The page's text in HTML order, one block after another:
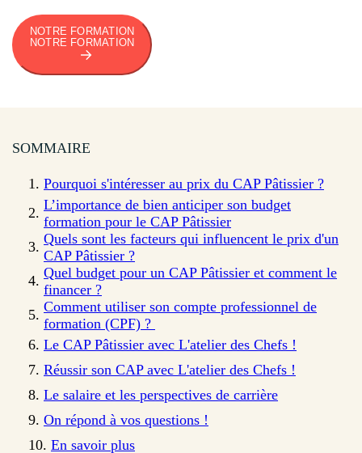
NOTRE FORMATION
NOTRE FORMATION
SOMMAIRE
Pourquoi s'intéresser au prix du CAP Pâtissier ?
L’importance de bien anticiper son budget
formation pour le CAP Pâtissier
Quels sont les facteurs qui influencent le prix d'un
CAP Pâtissier ?
Quel budget pour un CAP Pâtissier et comment le
financer ?
Comment utiliser son compte professionnel de
formation (CPF) ?
Le CAP Pâtissier avec L'atelier des Chefs !
Réussir son CAP avec L'atelier des Chefs !
Le salaire et les perspectives de carrière
On répond à vos questions !
En savoir plus